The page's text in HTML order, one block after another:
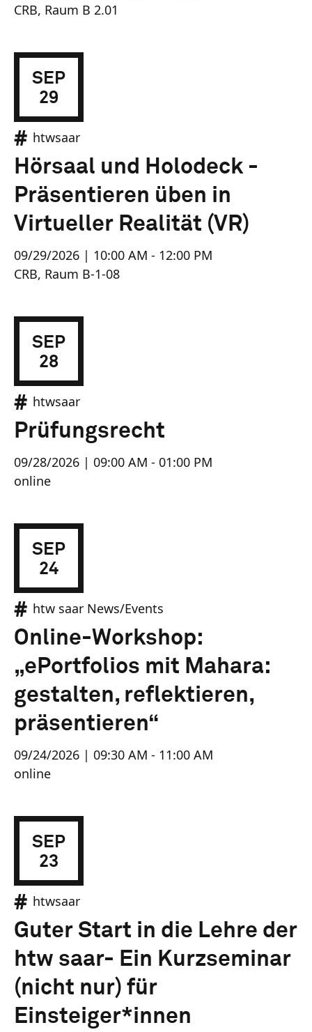
CRB, Raum B 2.01
SEP
29
htwsaar
Hörsaal und Holodeck -
Präsentieren üben in
Virtueller Realität (VR)
09/29/2026 | 10:00 AM - 12:00 PM
CRB, Raum B-1-08
SEP
28
htwsaar
Prüfungsrecht
09/28/2026 | 09:00 AM - 01:00 PM
online
SEP
24
htw saar News/Events
Online-Workshop:
„ePortfolios mit Mahara:
gestalten, reflektieren,
präsentieren“
09/24/2026 | 09:30 AM - 11:00 AM
online
SEP
23
htwsaar
Guter Start in die Lehre der
htw saar- Ein Kurzseminar
(nicht nur) für
Einsteiger*innen